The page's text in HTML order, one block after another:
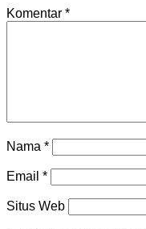
Komentar *
Nama *
Email *
Situs Web